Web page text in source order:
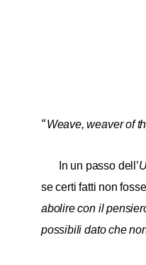
“Weave, weaver of
In un passo dell’
se certi fatti non
abolire con il
possibili dato che